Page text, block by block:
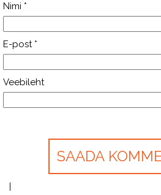
Nimi *
E-post *
Veebileht